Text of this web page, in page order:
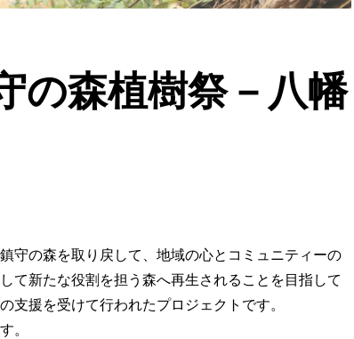
の森植樹祭－八幡
守の森を取り戻して、地域の心とコミュニティーの
て新たな役割を担う森へ再生されることを目指して
支援を受けて行われたプロジェクトです。
。